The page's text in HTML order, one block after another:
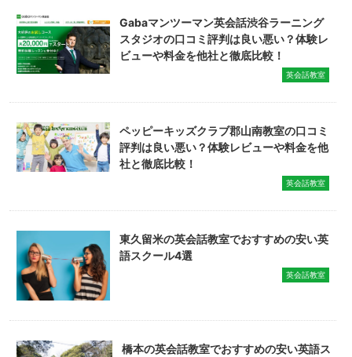
Gabaマンツーマン英会話渋谷ラーニング
スタジオの口コミ評判は良い悪い？体験レ
ビューや料金を他社と徹底比較！
英会話教室
ペッピーキッズクラブ郡山南教室の口コミ
評判は良い悪い？体験レビューや料金を他
社と徹底比較！
英会話教室
東久留米の英会話教室でおすすめの安い英
語スクール4選
英会話教室
橋本の英会話教室でおすすめの安い英語ス